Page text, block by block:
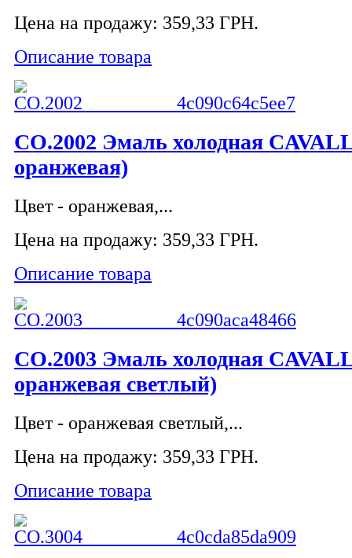
Цена на продажу: 359,33 ГРН.
Описание товара
CO.2002 Эмаль холодная
оранжевая)
Цвет - оранжевая,...
Цена на продажу: 359,33 ГРН.
Описание товара
CO.2003 Эмаль холодная
оранжевая светлый)
Цвет - оранжевая светлый,...
Цена на продажу: 359,33 ГРН.
Описание товара